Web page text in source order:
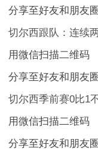
分享至好友和朋友圈
切尔西跟队：连续
用微信扫描二维码
分享至好友和朋友圈
切尔西季前赛0比1
用微信扫描二维码
分享至好友和朋友圈